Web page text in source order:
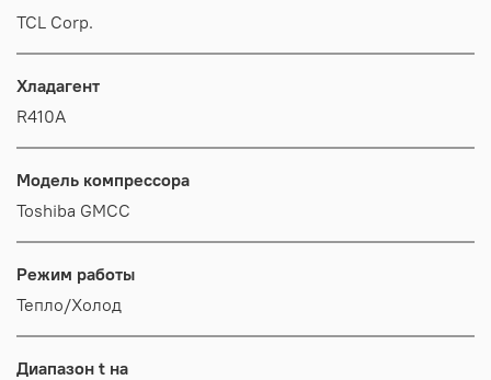
TCL Corp.
Хладагент
R410A
Модель компрессора
Toshiba GMCC
Режим работы
Тепло/Холод
Диапазон t на